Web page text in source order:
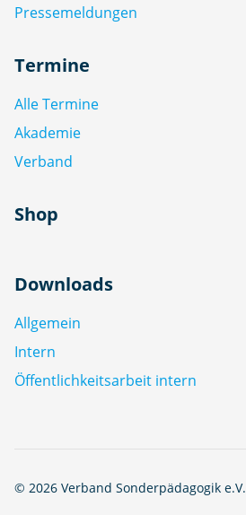
Pressemeldungen
Termine
Alle Termine
Akademie
Verband
Shop
Downloads
Allgemein
Intern
Öffentlichkeitsarbeit intern
© 2026 Verband Sonderpädagogik e.V.